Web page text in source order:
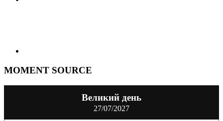
MOMENT SOURCE
Великий день
27/07/2027